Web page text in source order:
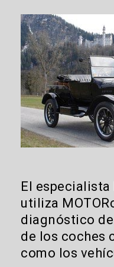
El especialista
utiliza
diagnóstico
de los coches
como los